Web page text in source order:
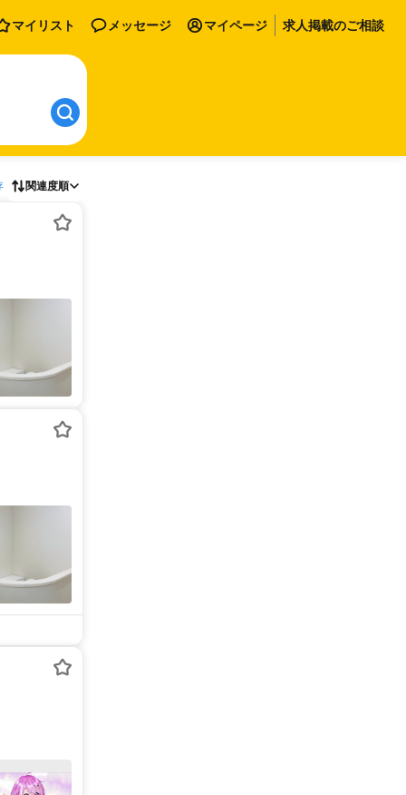
マイリスト メッセージ マイページ 求人掲載のご相談
関連度順